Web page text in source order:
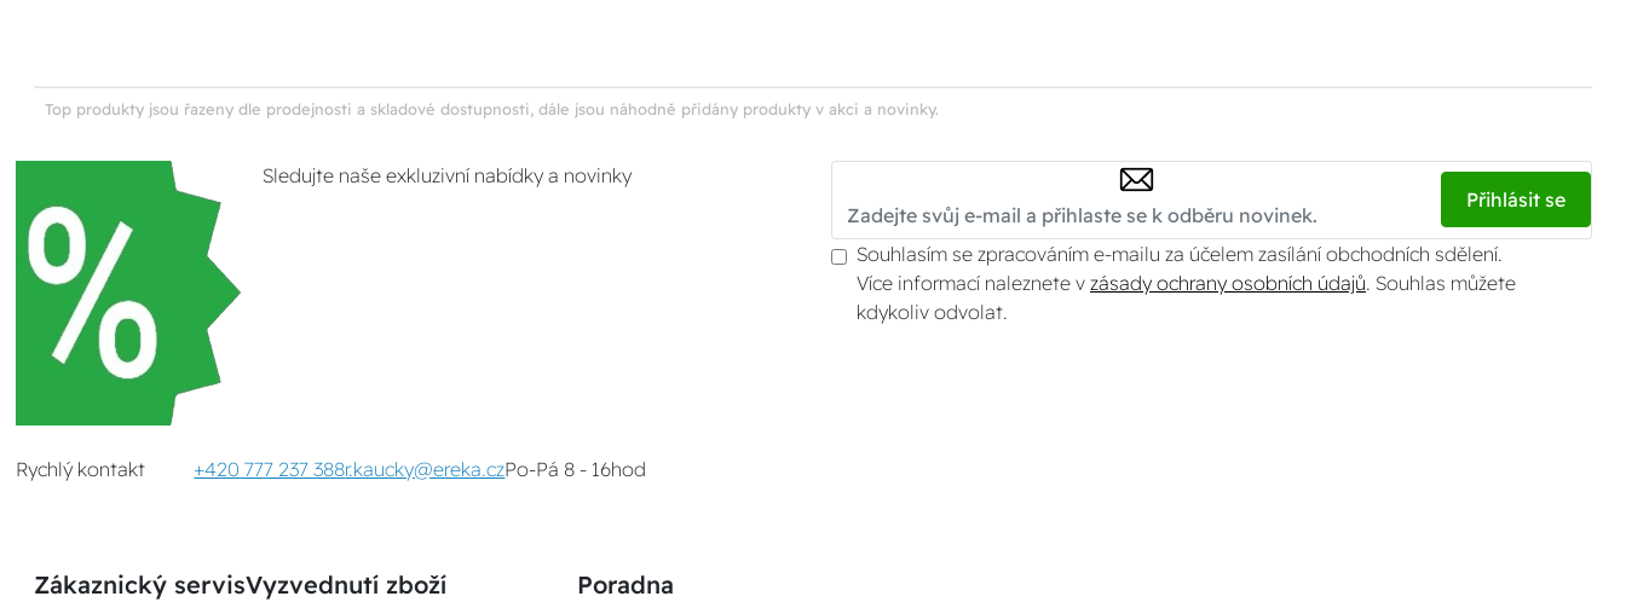
Top produkty jsou řazeny dle prodejnosti a skladové dostupnosti, dále jsou náhodně přidány produkty v akci a novinky.
Sledujte naše exkluzivní nabídky a novinky
Přihlásit se
Souhlasím se zpracováním e-mailu za účelem zasílání obchodních sdělení.
Více informací naleznete v zásady ochrany osobních údajů. Souhlas můžete
kdykoliv odvolat.
Rychlý kontakt +420 777 237 388r.kaucky@ereka.czPo-Pá 8 - 16hod
Zákaznický servisVyzvednutí zboží Poradna